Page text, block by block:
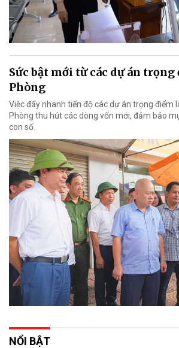
Sức bật mới từ các dự án
Phòng
Việc đẩy nhanh tiến độ các dự án trọng điểm
Phòng thu hút các dòng vốn mới, đảm bảo
con số.
NỔI BẬT